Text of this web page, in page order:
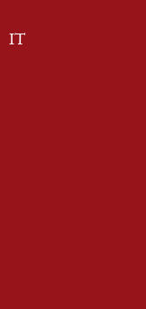
IT